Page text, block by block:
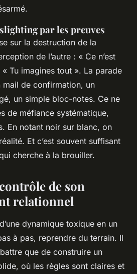
par les preuves
sur la destruction de la
de l’autre : « Ce n’est
« Tu imagines tout ». La parade
mail de confirmation, un
un simple bloc-notes. Ce ne
de méfiance systématique,
En notant noir sur blanc, on
Et c’est souvent suffisant
cherche à la brouiller.
de son
relationnel
dynamique toxique en un
à pas, reprendre du terrain. Il
que de construire un
où les règles sont claires et